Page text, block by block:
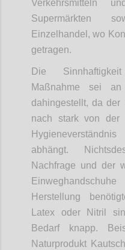
Verkehrsmitteln
Supermärkten
Einzelhandel, wo
getragen.
Die
Maßnahme sei
dahingestellt, da der
nach stark von der
abhängt.
Nachfrage und der
Herstellung
Latex oder Nitril
Bedarf knapp.
Naturprodukt